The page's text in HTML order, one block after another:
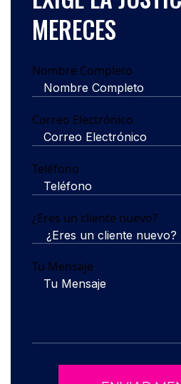
MERECES
Nombre Completo
Correo Electrónico
Teléfono
¿Eres un cliente nuevo?
Tu Mensaje